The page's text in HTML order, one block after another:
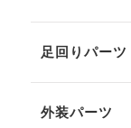
足回りパーツ
外装パーツ